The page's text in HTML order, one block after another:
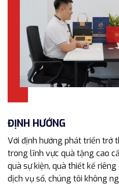
ĐỊNH HƯỚNG
Với định hướng phát triển trở
trong lĩnh vực quà tặng cao
quà sự kiện, quà thiết kế
dịch vụ số, chúng tôi không